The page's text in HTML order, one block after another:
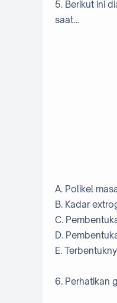
5. Berikut ini
saat…
A. Polikel
B. Kadar
C.
D.
E.
6. Perhatikan